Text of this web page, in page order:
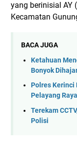
yang berinisial AY
Kecamatan
BACA JUGA
Ketahuan
Bonyok
Polres Kerinci
Pelayang Raya
Terekam
Polisi